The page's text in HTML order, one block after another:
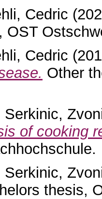
Cedric
OST
Cedric
Other
Serkinic,
of cooking
Serkinic,
thesis,